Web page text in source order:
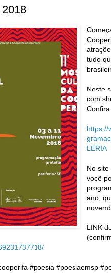
2018
tudo
Neste
com
https://
LERIA
No
você
ano,
LINK
#poesia #poesiaemsp